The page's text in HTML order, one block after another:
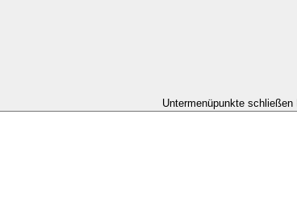
Untermenüpunkte schließen